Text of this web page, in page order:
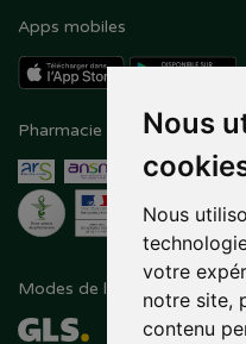
Nous
Nous
votre
notre site,
contenu
Apps mobiles
Pharmacie en ligne agréée
Modes de livraison